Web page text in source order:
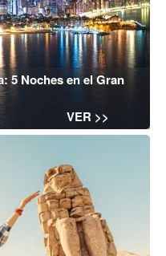
5 Noches en el Gran
VER >>